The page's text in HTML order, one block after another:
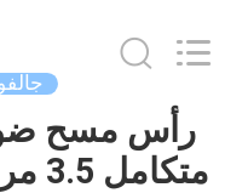
الصفحة
الرئيسية
Technology
رأس مسح
متكامل 3.5 مراد للكربون الصلب